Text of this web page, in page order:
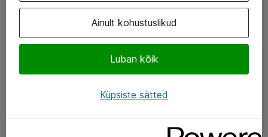
Ainult kohustuslikud
Luban kõik
Küpsiste sätted